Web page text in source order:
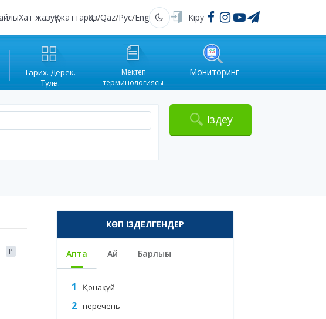
Хат жазуҚұжаттарҚаз/Qaz/Рус/Eng Қараңғы Кіру
Тарих. Дерек.
Тұлға.
Мектеп
терминологиясы
Мониторинг
Іздеу
Р
КӨП ІЗДЕЛГЕНДЕР
Апта Ай Барлығы
Қонақүй
перечень